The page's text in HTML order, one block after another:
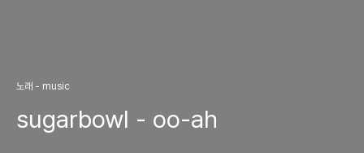
노래 - music
sugarbowl - oo-ah